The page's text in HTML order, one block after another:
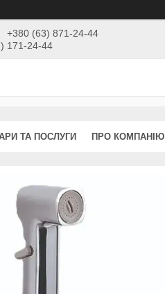
+380 (63) 871-24-44
171-24-44
ТА ПОСЛУГИ ПРО КОМПАНІЮ